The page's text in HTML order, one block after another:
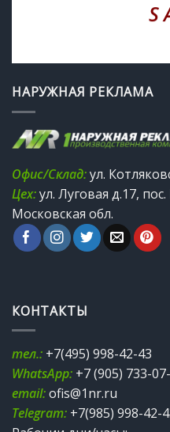
S
НАРУЖНАЯ РЕКЛАМА
Офис/Склад:ул.
Цех:ул. Луговая д.17,
Московская обл.
КОНТАКТЫ
тел.: +7(495) 998-42-43
WhatsApp: +7 (905) 733-
email:ofis@1nr.ru
Telegram: +7(985) 998-42-